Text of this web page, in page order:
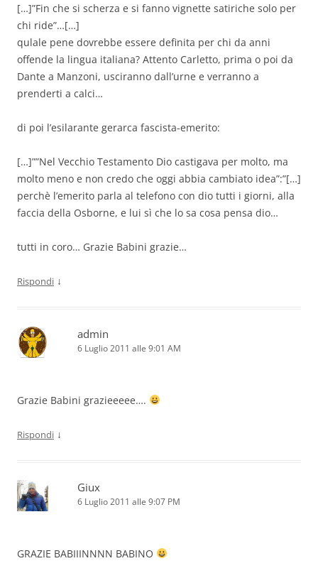
[…]”Fin che si scherza e si fanno vignette satiriche solo per
chi ride”…[…]
qulale pene dovrebbe essere definita per chi da anni
offende la lingua italiana? Attento Carletto, prima o poi da
Dante a Manzoni, usciranno dall’urne e verranno a
prenderti a calci…
di poi l’esilarante gerarca fascista-emerito:
[…]””Nel Vecchio Testamento Dio castigava per molto, ma
molto meno e non credo che oggi abbia cambiato idea”:”[…]
perchè l’emerito parla al telefono con dio tutti i giorni, alla
faccia della Osborne, e lui sì che lo sa cosa pensa dio…
tutti in coro… Grazie Babini grazie…
Rispondi ↓
admin
6 Luglio 2011 alle 9:01 AM
Grazie Babini grazieeeee….
Rispondi ↓
Giux
6 Luglio 2011 alle 9:07 PM
GRAZIE BABIIINNNN BABINO